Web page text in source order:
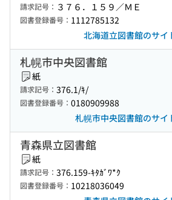
請求記号： ３７６．１５９／ＭＥ
図書登録番号： 1112785132
北海道立図書館のサイ
札幌市中央図書館
紙
請求記号： 376.1/ｷ/
図書登録番号： 0180909988
札幌市中央図書館のサイ
青森県立図書館
紙
請求記号： 376.159-ｷﾀｶﾞﾜ*ｸ
図書登録番号： 10218036049